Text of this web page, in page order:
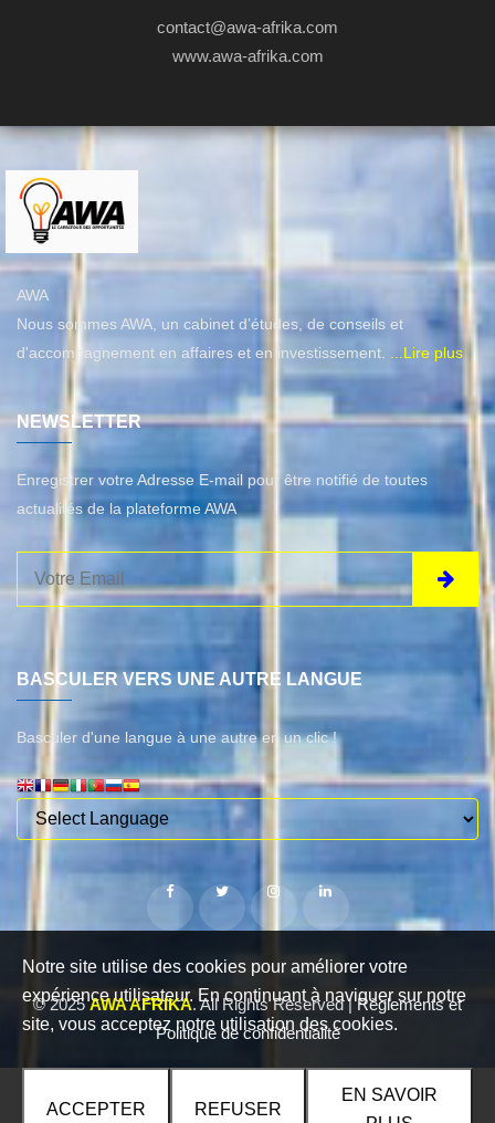
Notre site utilise des cookies pour améliorer votre
expérience utilisateur. En continuant à naviguer sur notre
site, vous acceptez notre utilisation des cookies.
ACCEPTER REFUSER
EN SAVOIR
contact@awa-afrika.com
www.awa-afrika.com
AWA
Nous sommes AWA, un cabinet d’études, de conseils et
d'accompagnement en affaires et en investissement.
...Lire plus
NEWSLETTER
Enregistrer votre Adresse E-mail pour être notifié de toutes
actualités de la plateforme AWA
BASCULER VERS UNE AUTRE LANGUE
Basculer d'une langue à une autre en un clic !
© 2025AWA AFRIKA. All Rights Reserved |Règlements et
Politique de confidentialité